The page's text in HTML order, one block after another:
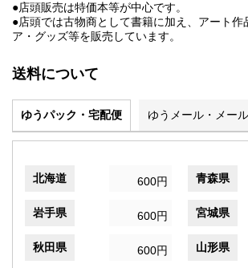
●店頭販売は特価本等が中心です。
●店頭では古物商として書籍に加え、アート作
ア・グッズ等を販売しています。
送料について
ゆうパック・宅配便 ゆうメール・メー
北海道 600円 青森県
岩手県 600円 宮城県
秋田県 600円 山形県